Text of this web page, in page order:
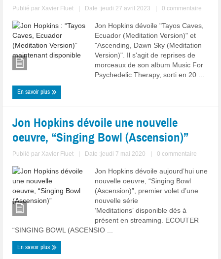
Publié par Xavier Fluet Date :jeudi 27 avril 2023 0 commentaire
Jon Hopkins dévoile "Tayos Caves,
Ecuador (Meditation Version)" et
"Ascending, Dawn Sky (Meditation
Version)". Il s'agit de reprises de
morceaux de son album Music For
Psychedelic Therapy, sorti en 20 ...
En savoir plus
Jon Hopkins dévoile une nouvelle
oeuvre, “Singing Bowl (Ascension)”
Publié par Xavier Fluet Date :jeudi 7 mai 2020 0 commentaire
Jon Hopkins dévoile aujourd’hui une
nouvelle oeuvre, “Singing Bowl
(Ascension)”, premier volet d’une
nouvelle série
‘Meditations’ disponible dès à
présent en streaming. ECOUTER
“SINGING BOWL (ASCENSIO ...
En savoir plus